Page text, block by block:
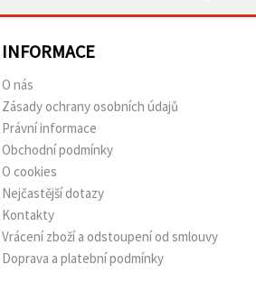
INFORMACE
O nás
Zásady ochrany osobních údajů
Právní informace
Obchodní podmínky
O cookies
Nejčastější dotazy
Kontakty
Vrácení zboží a odstoupení od smlouvy
Doprava a platební podmínky